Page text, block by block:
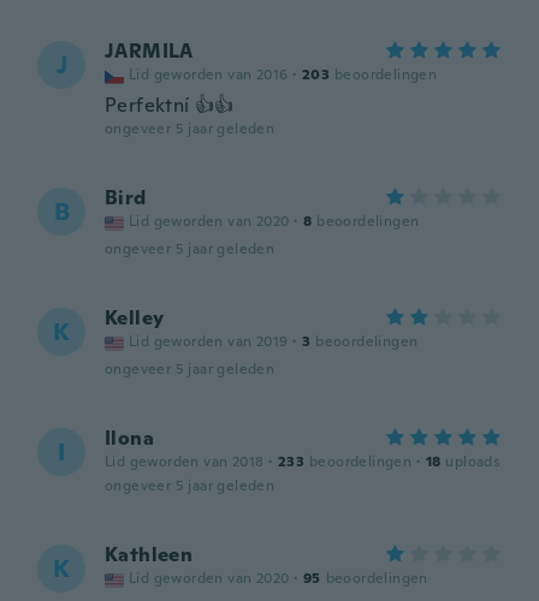
J JARMILA
Lid geworden van 2016 · 203 beoordelingen
Perfektní 👍👍
ongeveer 5 jaar geleden
B Bird
Lid geworden van 2020 · 8 beoordelingen
ongeveer 5 jaar geleden
K Kelley
Lid geworden van 2019 · 3 beoordelingen
ongeveer 5 jaar geleden
I Ilona
Lid geworden van 2018 · 233 beoordelingen · 18 uploads
ongeveer 5 jaar geleden
K Kathleen
Lid geworden van 2020 · 95 beoordelingen